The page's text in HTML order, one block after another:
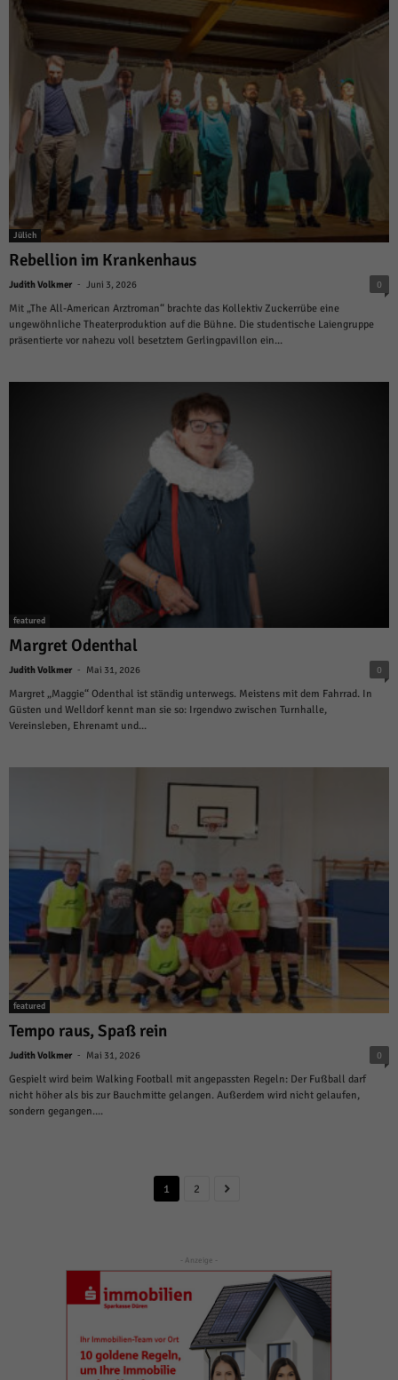
Jülich
Rebellion im Krankenhaus
Judith Volkmer - Juni 3, 2026 0
Mit „The All-American Arztroman“ brachte das Kollektiv Zuckerrübe eine
ungewöhnliche Theaterproduktion auf die Bühne. Die studentische Laiengruppe
präsentierte vor nahezu voll besetztem Gerlingpavillon ein...
featured
Margret Odenthal
Judith Volkmer - Mai 31, 2026 0
Margret „Maggie“ Odenthal ist ständig unterwegs. Meistens mit dem Fahrrad. In
Güsten und Welldorf kennt man sie so: Irgendwo zwischen Turnhalle,
Vereinsleben, Ehrenamt und...
featured
Tempo raus, Spaß rein
Judith Volkmer - Mai 31, 2026 0
Gespielt wird beim Walking Football mit angepassten Regeln: Der Fußball darf
nicht höher als bis zur Bauchmitte gelangen. Außerdem wird nicht gelaufen,
sondern gegangen....
1 2
- Anzeige -